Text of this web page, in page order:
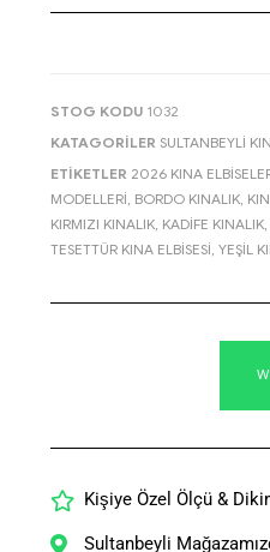
STOG KODU 1032
KATAGORILER SULTANBEYLI
ETIKETLER 2026 KINA
MODELLERI BORDO KINALIK
KIRMIZI KINALIK KADIFE KINALIK
TESETTÜR KINA ELBISESI YEŞIL
Kişiye Özel Ölçü &
Sultanbeyli